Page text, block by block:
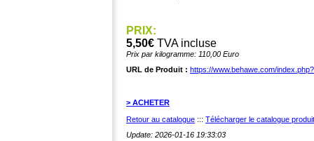
PRIX:
5,50€ TVA incluse
Prix par kilogramme: 110,00 Euro
URL de Produit : https://www.behawe.com/
> ACHETER
Retour au catalogue ::: Télécharger le catalogue
Update: 2026-01-16 19:33:03